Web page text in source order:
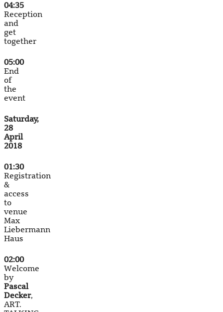
04:35
Reception
and
get
together
05:00
End
of
the
event
Saturday,
28
April
2018
01:30
Registration
&
access
to
venue
Max
Liebermann
Haus
02:00
Welcome
by
Pascal
Decker,
ART.